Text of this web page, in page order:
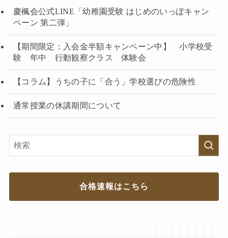
慶楓会公式LINE「幼稚園受験 はじめのいっぽキャン
ペーン 第二弾」
【期間限定：入会金半額キャンペーン中】 小学校受
験 年中 行動観察クラス 体験会
【コラム】うちの子に「合う」学校選びの危険性
通常授業の休講期間について
合格速報はこちら